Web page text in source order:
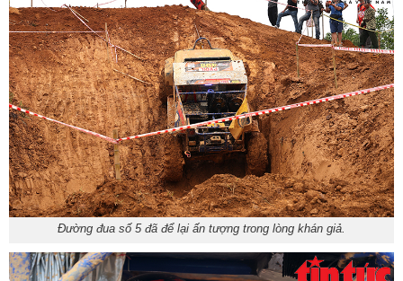
Đường đua số 5 đã để lại ấn tượng trong lòng khán giả.